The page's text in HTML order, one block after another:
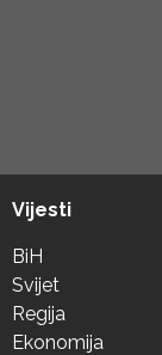
Vijesti
BiH
Svijet
Regija
Ekonomija